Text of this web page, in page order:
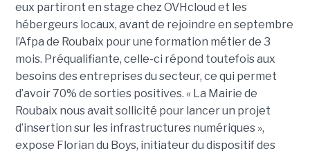
eux partiront en stage chez OVHcloud et les
hébergeurs locaux, avant de rejoindre en septembre
l’Afpa de Roubaix pour une formation métier de 3
mois. Préqualifiante, celle-ci répond toutefois aux
besoins des entreprises du secteur, ce qui permet
d’avoir 70% de sorties positives. « La Mairie de
Roubaix nous avait sollicité pour lancer un projet
d’insertion sur les infrastructures numériques »,
expose Florian du Boys, initiateur du dispositif des